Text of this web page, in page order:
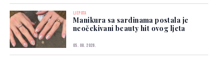
LJEPOTA
Manikura sa sardinama postala je
neočekivani beauty hit ovog ljeta
05. 08. 2026.